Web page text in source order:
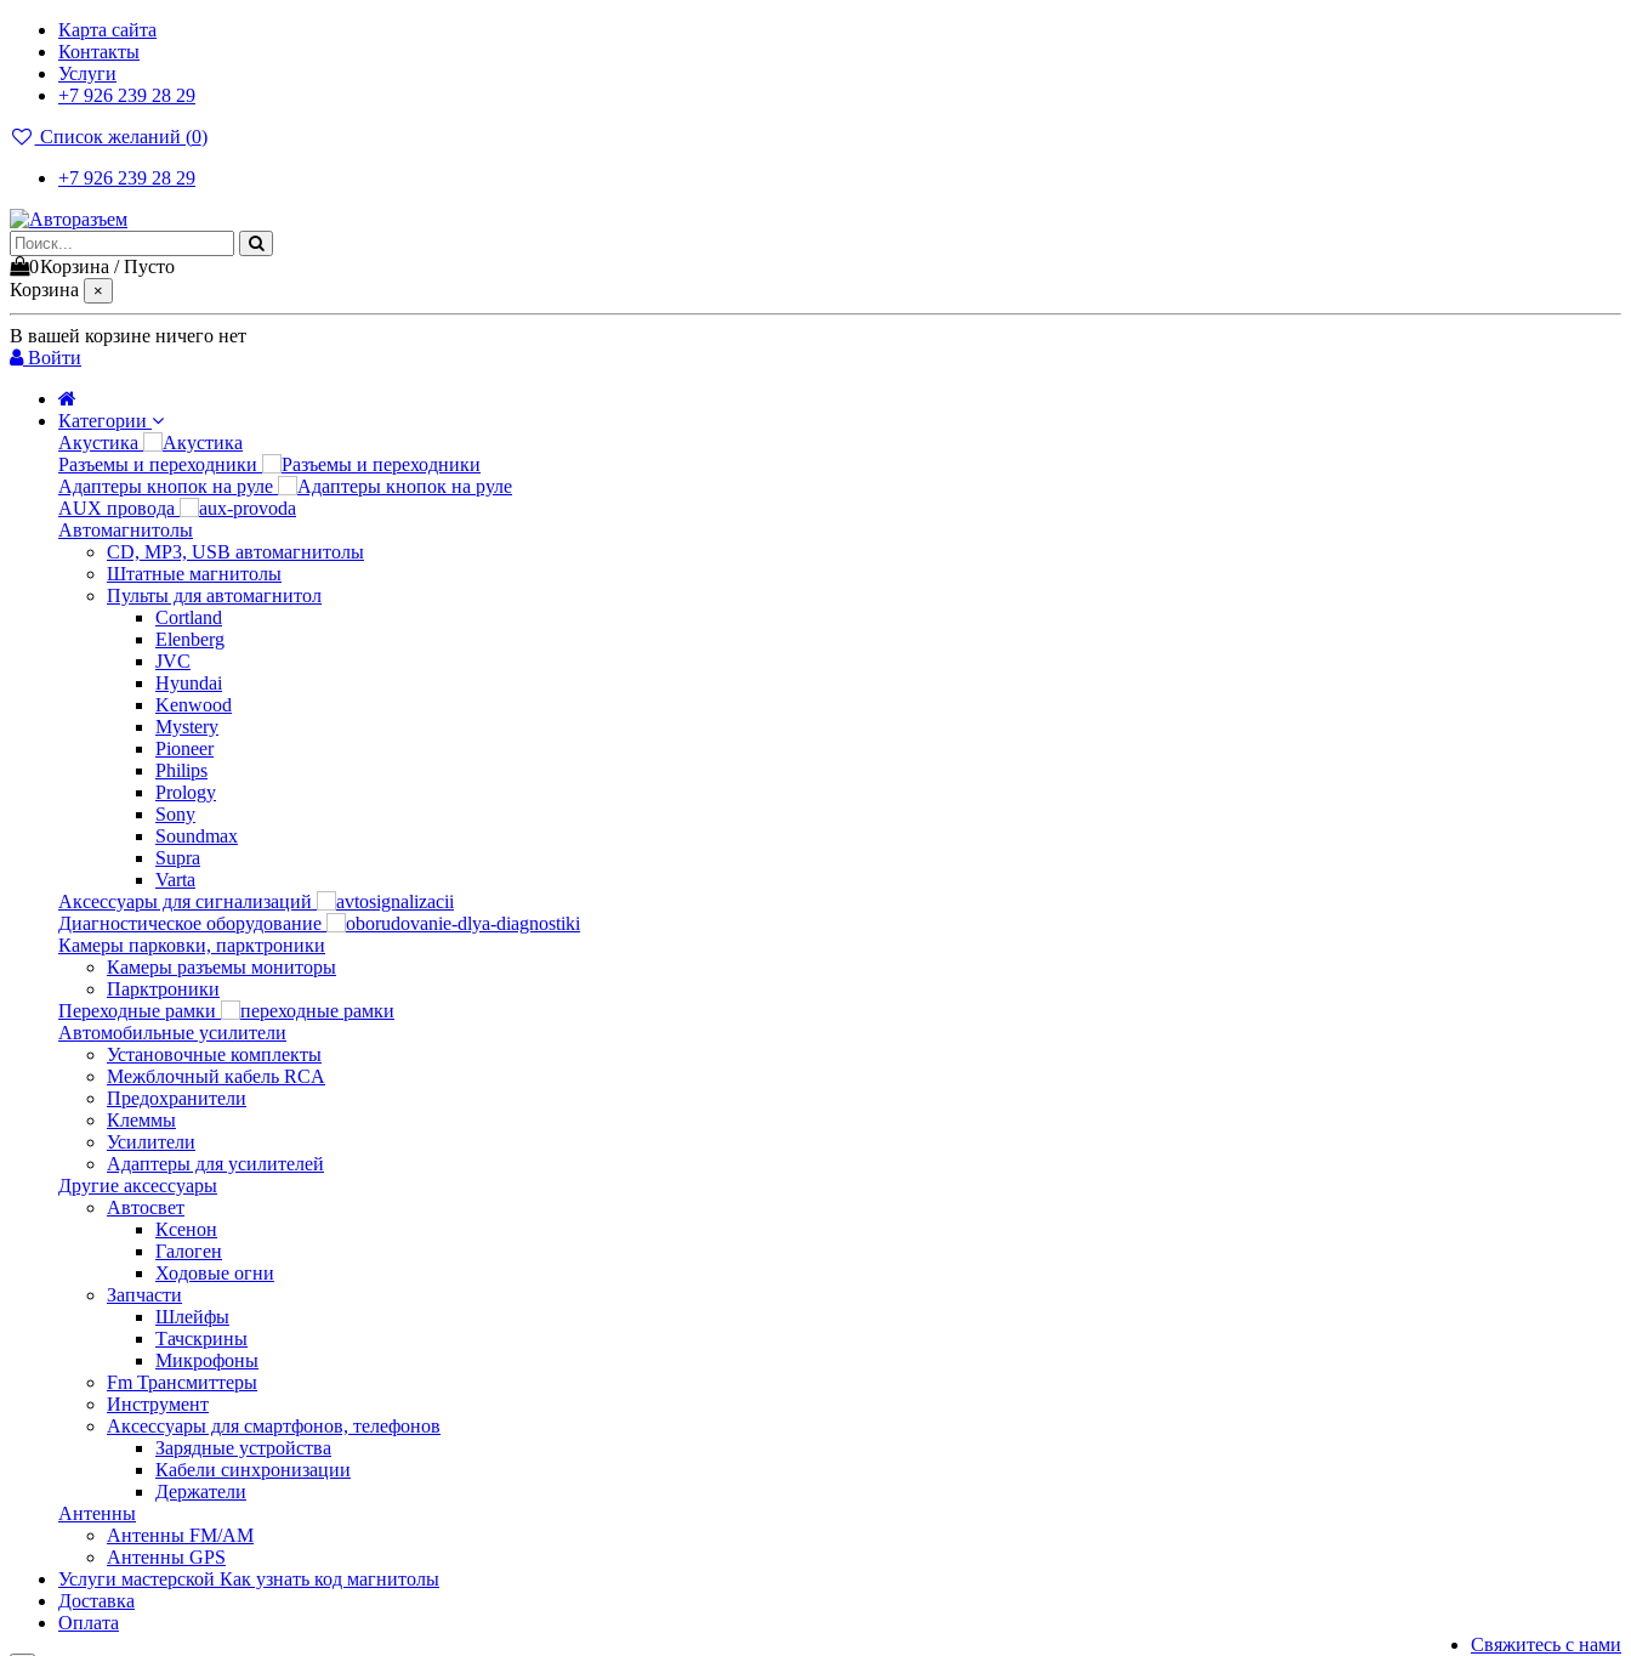
Карта сайта
Контакты
Услуги
+7 926 239 28 29
Список желаний (0)
+7 926 239 28 29
0Корзина /Пусто
Корзина
×
В вашей корзине ничего нет
Войти
Категории
Акустика
Разъемы и переходники
Адаптеры кнопок на руле
AUX провода
Автомагнитолы
CD, MP3, USB автомагнитолы
Штатные магнитолы
Пульты для автомагнитол
Cortland
Elenberg
JVC
Hyundai
Kenwood
Mystery
Pioneer
Philips
Prology
Sony
Soundmax
Supra
Varta
Аксессуары для сигнализаций
Диагностическое оборудование
Камеры парковки, парктроники
Камеры разъемы мониторы
Парктроники
Переходные рамки
Автомобильные усилители
Установочные комплекты
Межблочный кабель RCA
Предохранители
Клеммы
Усилители
Адаптеры для усилителей
Другие аксессуары
Автосвет
Ксенон
Галоген
Ходовые огни
Запчасти
Шлейфы
Тачскрины
Микрофоны
Fm Трансмиттеры
Инструмент
Аксессуары для смартфонов, телефонов
Зарядные устройства
Кабели синхронизации
Держатели
Антенны
Антенны FM/AM
Антенны GPS
Услуги мастерской Как узнать код магнитолы
Доставка
Оплата
Свяжитесь с нами